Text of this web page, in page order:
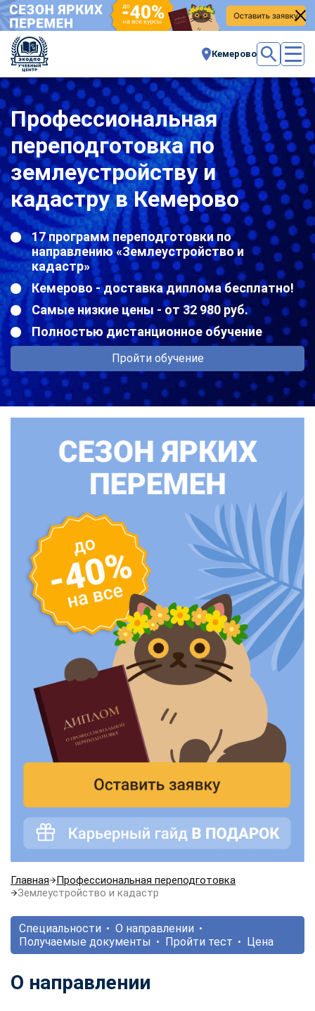
Кемерово
Профессиональная
переподготовка по
землеустройству и
кадастру в Кемерово
17 программ переподготовки по
направлению «Землеустройство и
кадастр»
Кемерово - доставка диплома бесплатно!
Самые низкие цены - от 32 980 руб.
Полностью дистанционное обучение
Пройти обучение
Главная
Профессиональная переподготовка
Землеустройство и кадастр
Специальности
О направлении
Получаемые документы
Пройти тест Цена
О направлении